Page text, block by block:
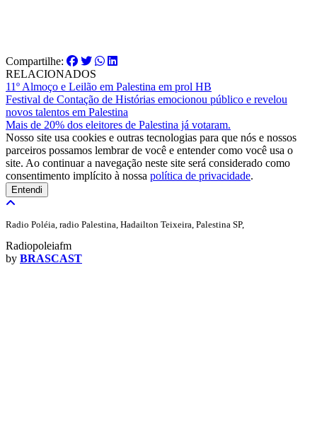
Compartilhe:
RELACIONADOS
11º Almoço e Leilão em Palestina em prol HB
Festival de Contação de Histórias emocionou público e revelou
novos talentos em Palestina
Mais de 20% dos eleitores de Palestina já votaram.
Nosso site usa cookies e outras tecnologias para que nós e nossos
parceiros possamos lembrar de você e entender como você usa o
site. Ao continuar a navegação neste site será considerado como
consentimento implícito à nossa política de privacidade.
Entendi
Radio Poléia, radio Palestina, Hadailton Teixeira, Palestina SP,
Radiopoleiafm
by BRASCAST